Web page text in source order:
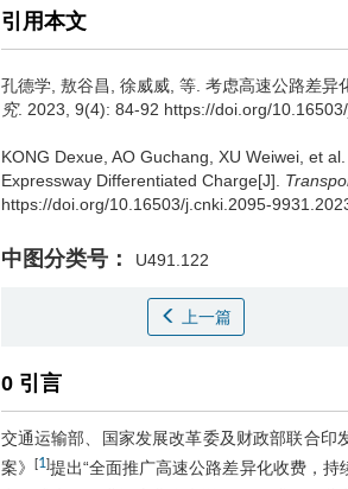
引用本文
孔德学, 敖谷昌 徐威威, 等. 考虑高速公路差异
究. 2023, 9(4): 84-92 https://doi.org/
KONG Dexue, AO Guchang XU Weiwei, et al.
Expressway Differentiated Charge[J].
https://doi.org/10.16503/j.cnki.2095-
中图分类号： U491.122
上一篇
0 引言
交通运输部、国家发展改革委及财政部联合印
案》
[1]提出“全面推广高速公路差异化收费，